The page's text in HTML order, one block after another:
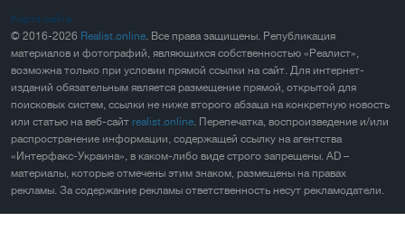
Карта сайта
© 2016-2026 Realist.online . Все права защищены. Републикация
материалов и фотографий, являющихся собственностью «Реалист»,
возможна только при условии прямой ссылки на сайт. Для интернет-
изданий обязательным является размещение прямой, открытой для
поисковых систем, ссылки не ниже второго абзаца на конкретную новость
или статью на веб-сайт realist.online . Перепечатка, воспроизведение и/или
распространение информации, содержащей ссылку на агентства
«Интерфакс-Украина», в каком-либо виде строго запрещены. AD –
материалы, которые отмечены этим знаком, размещены на правах
рекламы. За содержание рекламы ответственность несут рекламодатели.